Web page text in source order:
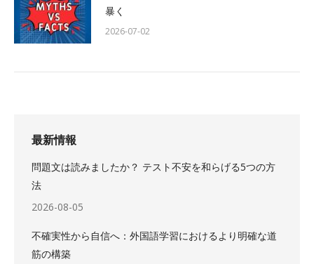
暴く
2026-07-02
最新情報
問題文は読みましたか？ テスト不安を和らげる5つの方
法
2026-08-05
不確実性から自信へ：外国語学習におけるより明確な道
筋の構築